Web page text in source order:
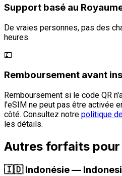
Support basé au
De vraies personnes, pas des
heures.
💷
Remboursement avant
Remboursement si le code QR
l'eSIM ne peut pas être activée
côté. Consultez notre politique
les détails.
Autres forfaits
🇮🇩 Indonésie—